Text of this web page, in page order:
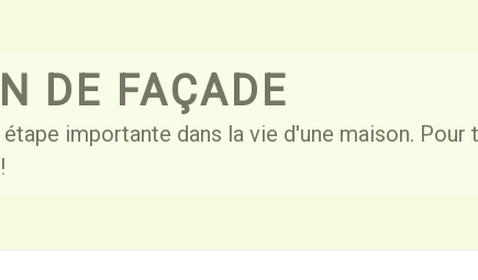
DE FAÇADE
importante dans la vie d'une maison. Pour